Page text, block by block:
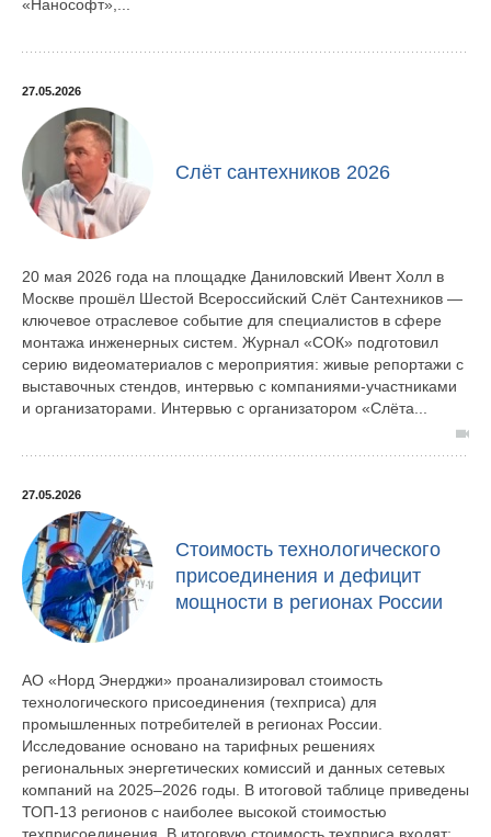
«Нанософт»,...
27.05.2026
Слёт сантехников 2026
20 мая 2026 года на площадке Даниловский Ивент Холл в
Москве прошёл Шестой Всероссийский Слёт Сантехников —
ключевое отраслевое событие для специалистов в сфере
монтажа инженерных систем. Журнал «СОК» подготовил
серию видеоматериалов с мероприятия: живые репортажи с
выставочных стендов, интервью с компаниями-участниками
и организаторами. Интервью с организатором «Слёта...
27.05.2026
Стоимость технологического
присоединения и дефицит
мощности в регионах России
АО «Норд Энерджи» проанализировал стоимость
технологического присоединения (техприса) для
промышленных потребителей в регионах России.
Исследование основано на тарифных решениях
региональных энергетических комиссий и данных сетевых
компаний на 2025–2026 годы. В итоговой таблице приведены
ТОП-13 регионов с наиболее высокой стоимостью